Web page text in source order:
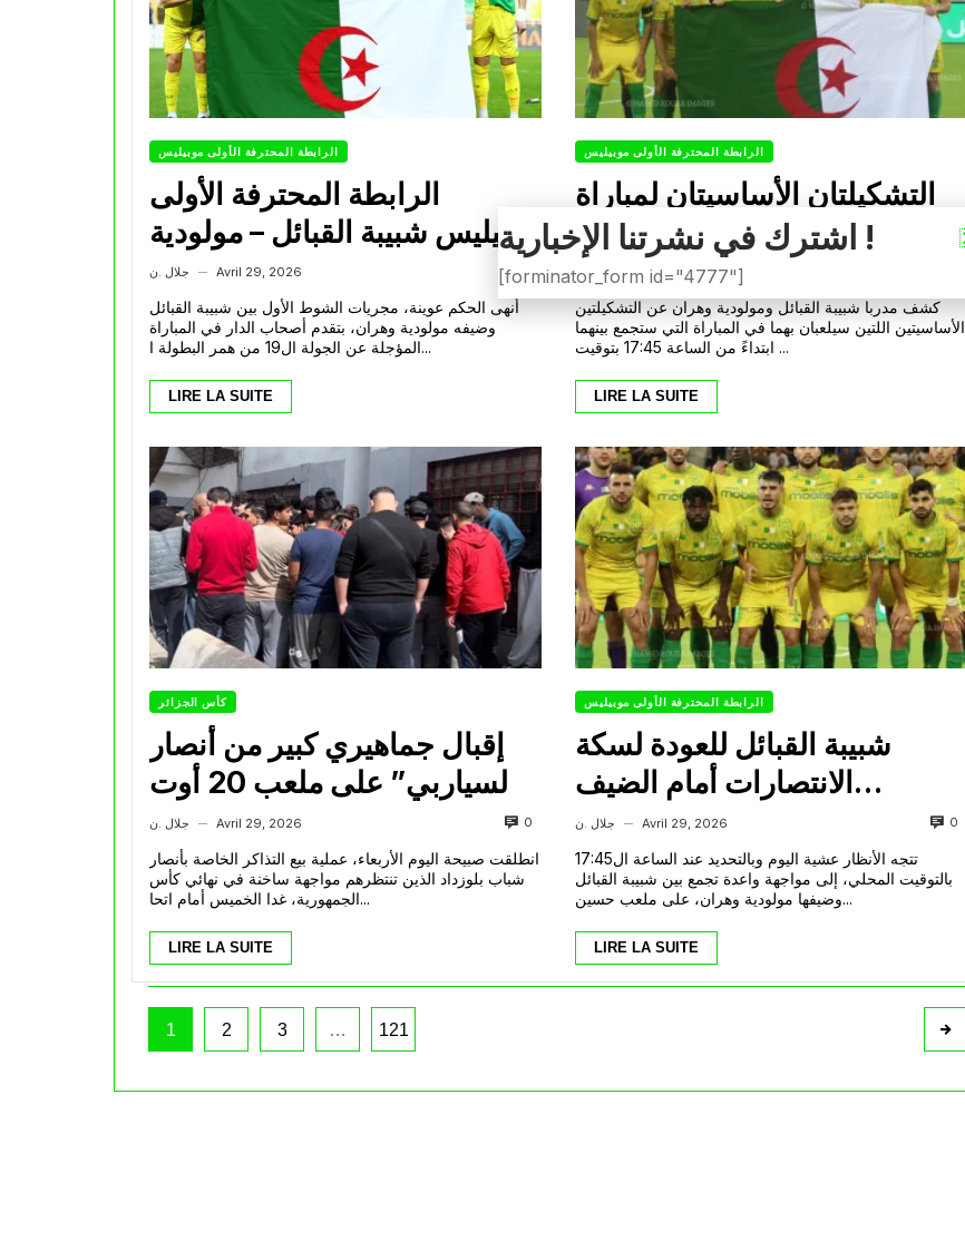
الرابطة المحترفة الأولى موبيليس
الرابطة المحترفة الأولى
موبيليس شبيبة القبائل – مولودية
وهران : الكناري ينهي الشوط
الأول متقدما على الحمراوة
جلال .ن — Avril 29, 2026 0
أنهى الحكم عوينة، مجريات الشوط الأول بين شبيبة القبائل
وضيفه مولودية وهران، بتقدم أصحاب الدار في المباراة
المؤجلة عن الجولة ال19 من همر البطولة ا...
LIRE LA SUITE
الرابطة المحترفة الأولى موبيليس
التشكيلتان الأساسيتان لمباراة
شبيبة القبائل أمام مولودية
وهران
جلال .ن — Avril 29, 2026
كشف مدربا شبيبة القبائل ومولودية وهران عن التشكيلتين
الأساسيتين اللتين سيلعبان بهما في المباراة التي ستجمع بينهما
ابتداءً من الساعة 17:45 بتوقيت ...
LIRE LA SUITE
كأس الجزائر
إقبال جماهيري كبير من أنصار
“السياربي” على ملعب 20 أوت
لاقتناء التذاكر
جلال .ن — Avril 29, 2026 0
انطلقت صبيحة اليوم الأربعاء، عملية بيع التذاكر الخاصة بأنصار
شباب بلوزداد الذين تنتظرهم مواجهة ساخنة في نهائي كأس
الجمهورية، غدا الخميس أمام اتحا...
LIRE LA SUITE
الرابطة المحترفة الأولى موبيليس
شبيبة القبائل للعودة لسكة
الانتصارات أمام الضيف
الوهراني الطامح لخطف المركز
الثالث
جلال .ن — Avril 29, 2026 0
تتجه الأنظار عشية اليوم وبالتحديد عند الساعة ال17:45
بالتوقيت المحلي، إلى مواجهة واعدة تجمع بين شبيبة القبائل
وضيفها مولودية وهران، على ملعب حسين...
LIRE LA SUITE
1 2 3 … 121
اشترك في نشرتنا الإخبارية !
[forminator_form id="4777"]